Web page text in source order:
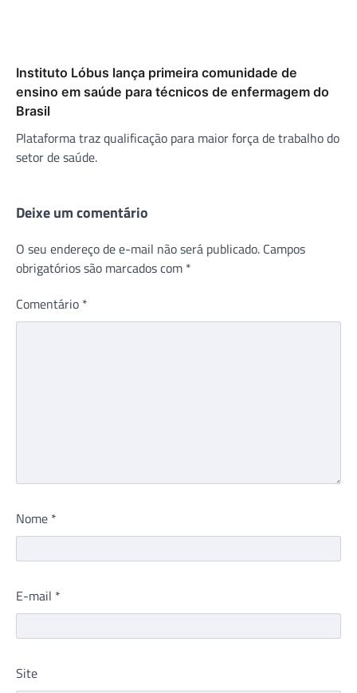
Instituto Lóbus lança primeira comunidade de
ensino em saúde para técnicos de enfermagem do
Brasil
Plataforma traz qualificação para maior força de trabalho do
setor de saúde.
Deixe um comentário
O seu endereço de e-mail não será publicado. Campos
obrigatórios são marcados com *
Comentário *
Nome *
E-mail *
Site